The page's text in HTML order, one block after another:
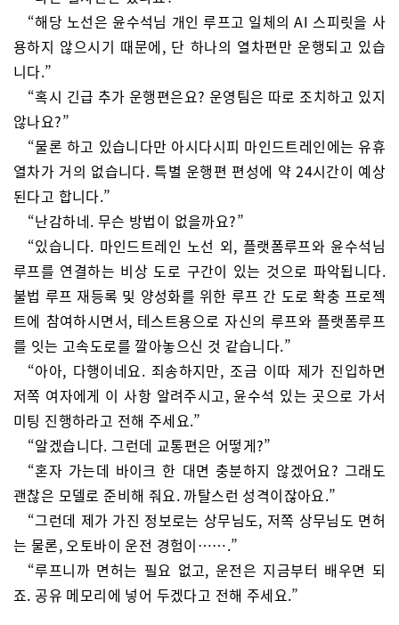
“해당 노선은 윤수석님 개인 루프고 일체의 AI 스피릿을 사
용하지 않으시기 때문에, 단 하나의 열차편만 운행되고 있습
니다.”
“혹시 긴급 추가 운행편은요? 운영팀은 따로 조치하고 있지
않나요?”
“물론 하고 있습니다만 아시다시피 마인드트레인에는 유휴
열차가 거의 없습니다. 특별 운행편 편성에 약 24시간이 예상
된다고 합니다.”
“난감하네. 무슨 방법이 없을까요?”
“있습니다. 마인드트레인 노선 외, 플랫폼루프와 윤수석님
루프를 연결하는 비상 도로 구간이 있는 것으로 파악됩니다.
불법 루프 재등록 및 양성화를 위한 루프 간 도로 확충 프로젝
트에 참여하시면서, 테스트용으로 자신의 루프와 플랫폼루프
를 잇는 고속도로를 깔아놓으신 것 같습니다.”
“아아, 다행이네요. 죄송하지만, 조금 이따 제가 진입하면
저쪽 여자에게 이 사항 알려주시고, 윤수석 있는 곳으로 가서
미팅 진행하라고 전해 주세요.”
“알겠습니다. 그런데 교통편은 어떻게?”
“혼자 가는데 바이크 한 대면 충분하지 않겠어요? 그래도
괜찮은 모델로 준비해 줘요. 까탈스런 성격이잖아요.”
“그런데 제가 가진 정보로는 상무님도, 저쪽 상무님도 면허
는 물론, 오토바이 운전 경험이…….”
“루프니까 면허는 필요 없고, 운전은 지금부터 배우면 되
죠. 공유 메모리에 넣어 두겠다고 전해 주세요.”